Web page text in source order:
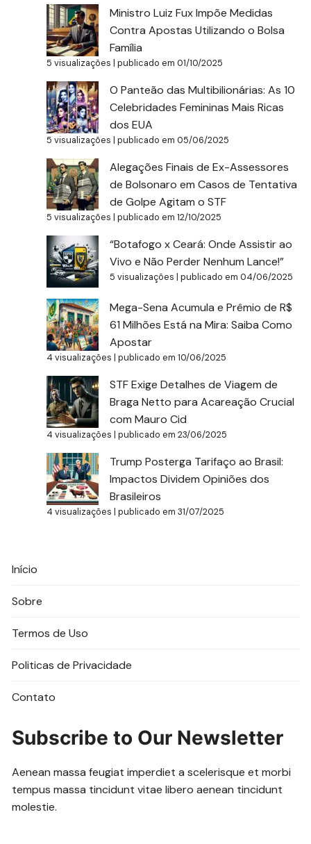
Ministro Luiz Fux Impõe Medidas
Contra Apostas Utilizando o Bolsa
Família
5 visualizações |publicado em 01/10/2025
O Panteão das Multibilionárias: As 10
Celebridades Femininas Mais Ricas
dos EUA
5 visualizações |publicado em 05/06/2025
Alegações Finais de Ex-Assessores
de Bolsonaro em Casos de Tentativa
de Golpe Agitam o STF
5 visualizações |publicado em 12/10/2025
“Botafogo x Ceará: Onde Assistir ao
Vivo e Não Perder Nenhum Lance!”
5 visualizações |publicado em 04/06/2025
Mega-Sena Acumula e Prêmio de R$
61 Milhões Está na Mira: Saiba Como
Apostar
4 visualizações |publicado em 10/06/2025
STF Exige Detalhes de Viagem de
Braga Netto para Acareação Crucial
com Mauro Cid
4 visualizações |publicado em 23/06/2025
Trump Posterga Tarifaço ao Brasil:
Impactos Dividem Opiniões dos
Brasileiros
4 visualizações |publicado em 31/07/2025
Início
Sobre
Termos de Uso
Politicas de Privacidade
Contato
Subscribe to Our Newsletter
Aenean massa feugiat imperdiet a scelerisque et morbi
tempus massa tincidunt vitae libero aenean tincidunt
molestie.